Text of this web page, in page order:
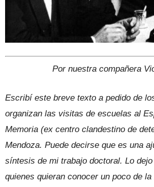
Por nuestra compañera
Escribí este breve texto a pedido de
organizan las visitas de escuelas al
Memoria (ex centro clandestino de
Mendoza. Puede decirse que es una
síntesis de mi trabajo doctoral. Lo
quienes quieran conocer un poco de